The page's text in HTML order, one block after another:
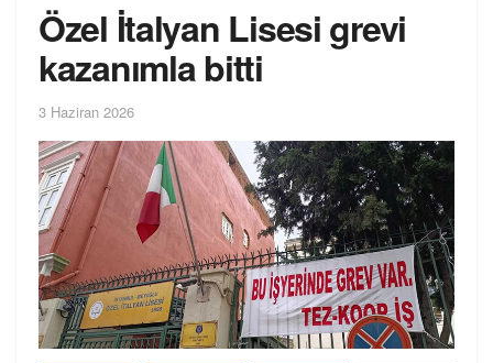
Özel İtalyan Lisesi grevi
kazanımla bitti
3 Haziran 2026